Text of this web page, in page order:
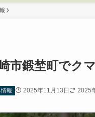
市鍛埜町でク
報 2025年11月13日 2025